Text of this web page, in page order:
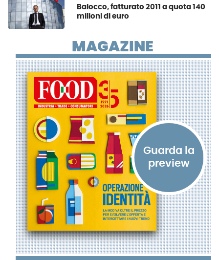
Balocco, fatturato 2011 a quota 140
milioni di euro
MAGAZINE